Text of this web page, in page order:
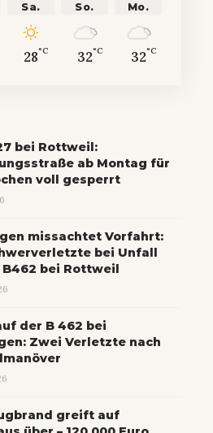
Sa.
28°C
So.
32°C
Mo.
32°C
bei Rottweil:
ab Montag für
voll gesperrt
missachtet Vorfahrt:
bei Unfall
bei Rottweil
der B 462 bei
Zwei Verletzte nach
greift auf